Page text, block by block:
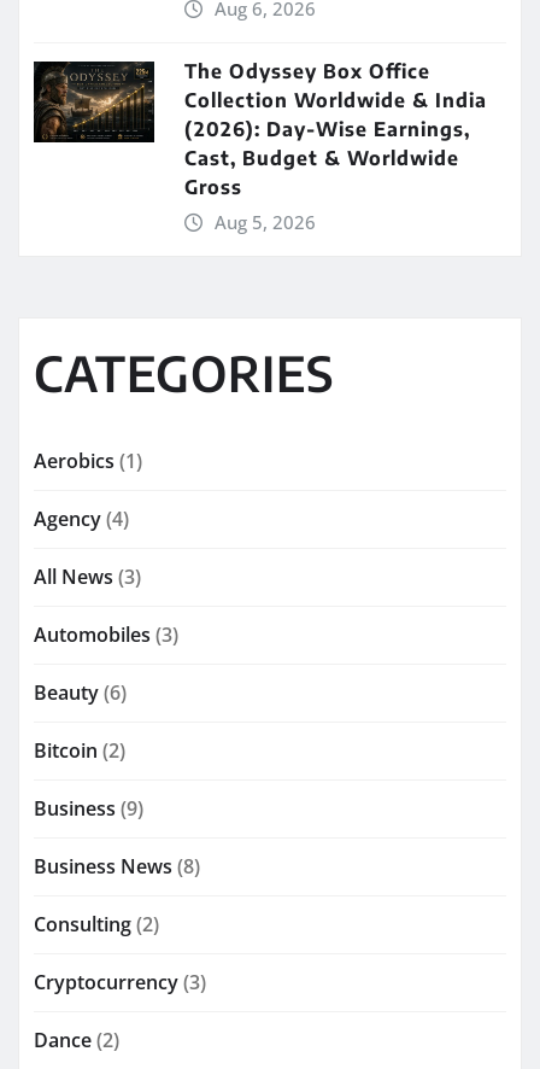
Aug 6, 2026
The Odyssey Box Office
Collection Worldwide & India
(2026): Day-Wise Earnings,
Cast, Budget & Worldwide
Gross
Aug 5, 2026
CATEGORIES
Aerobics (1)
Agency(4)
All News (3)
Automobiles (3)
Beauty(6)
Bitcoin (2)
Business (9)
Business News (8)
Consulting(2)
Cryptocurrency(3)
Dance(2)